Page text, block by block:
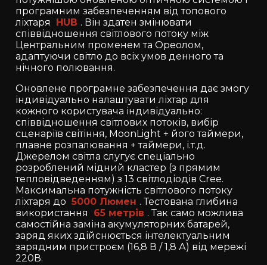
програмним забезпеченням від топового
ліхтаря
HUB . Він здатен змінювати
співвідношення світлового потоку між
Центральним променем та Ореолом,
адаптуючи світло до всіх умов денного та
нічного полювання.
Оновлене програмне забезпечення дає змогу
індивідуально налаштувати ліхтар для
кожного користувача індивідуально:
співвідношення світлових потоків, вибір
сценаріїв світіння, MoonLight + його таймери,
плавне розпалювання + таймери, і.т.д.
Джерелом світла слугує спеціально
розроблений мідний кластер (з прямим
тепловідведенням) з 13 світлодіодів Cree.
Максимальна потужність світлового потоку
ліхтаря до 5000 Люмен . Тестована глибина
використання
65 метрів . Так само можлива
самостійна заміна акумуляторних батарей,
заряд яких здійснюється інтелектуальним
зарядним пристроєм (16,8 В / 1,8 А) від мережі
220В.